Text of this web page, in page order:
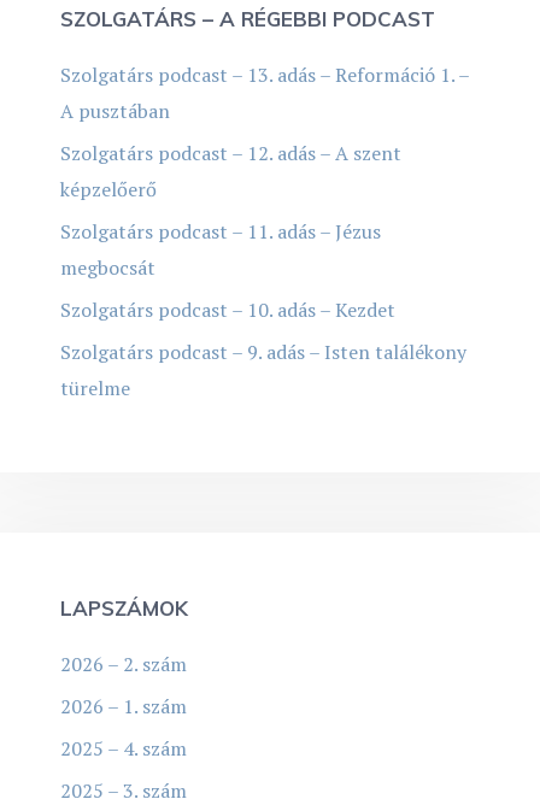
SZOLGATÁRS – A RÉGEBBI PODCAST
Szolgatárs podcast – 13. adás – Reformáció 1. –
A pusztában
Szolgatárs podcast – 12. adás – A szent
képzelőerő
Szolgatárs podcast – 11. adás – Jézus
megbocsát
Szolgatárs podcast – 10. adás – Kezdet
Szolgatárs podcast – 9. adás – Isten találékony
türelme
LAPSZÁMOK
2026 – 2. szám
2026 – 1. szám
2025 – 4. szám
2025 – 3. szám